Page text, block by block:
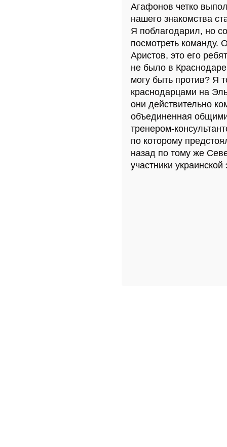
Агафонов четко
нашего знакомства
Я поблагодарил, но
посмотреть команду.
Аристов, это его
не было в
могу быть против? Я
краснодарцами на
они действительно
объединенная
тренером-
по которому
назад по тому же
участники